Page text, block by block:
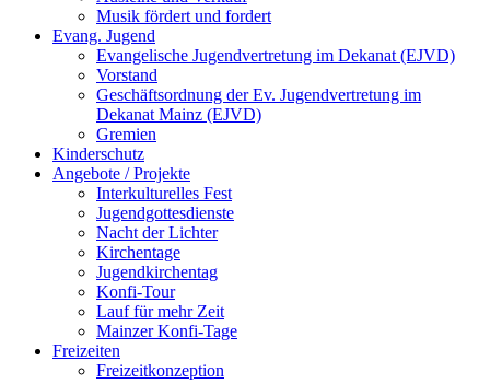
Musik fördert und fordert
Evang. Jugend
Evangelische Jugendvertretung im Dekanat (EJVD)
Vorstand
Geschäftsordnung der Ev. Jugendvertretung im
Dekanat Mainz (EJVD)
Gremien
Kinderschutz
Angebote / Projekte
Interkulturelles Fest
Jugendgottesdienste
Nacht der Lichter
Kirchentage
Jugendkirchentag
Konfi-Tour
Lauf für mehr Zeit
Mainzer Konfi-Tage
Freizeiten
Freizeitkonzeption